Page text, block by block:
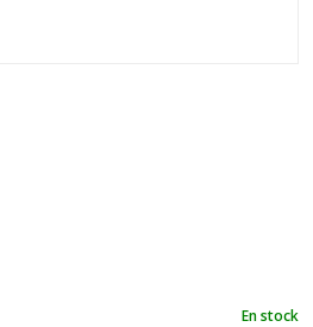
En stock